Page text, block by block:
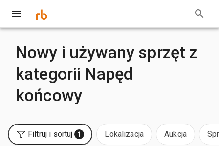
Nowy i używany sprzęt z
kategorii Napęd
końcowy
Filtruj i sortuj 1 Lokalizacja Aukcja